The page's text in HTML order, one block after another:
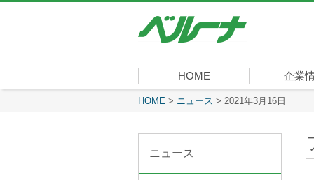
式
ベ
ル
ー
HOME 企業
社長メッセ
会社概要
経営理念
沿革
組織図
事業内容
役員一覧
所在地
現在表示しているページ
HOME > ニュース > 2021年3月16日
ニュース